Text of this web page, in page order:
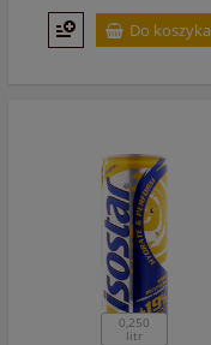
Do koszyka
0,250
litr